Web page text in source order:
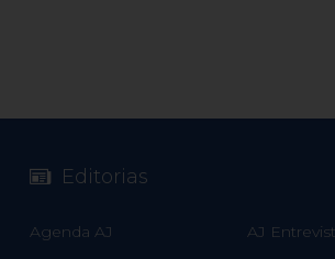
Editorias
Agenda AJ AJ